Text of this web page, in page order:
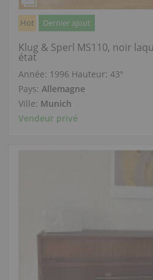
Hot Dernier ajout
Klug & Sperl MS110, noir
état
Année: 1996 Hauteur: 43″
Pays: Allemagne
Ville: Munich
Vendeur privé